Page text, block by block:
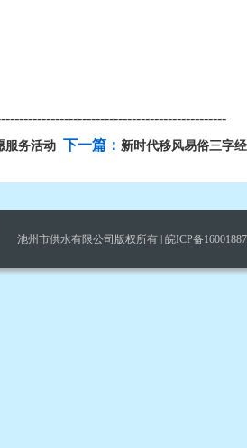
服务活动 下一篇： 新时代移风易俗三字经
池州市供水有限公司版权所有 | 皖ICP备